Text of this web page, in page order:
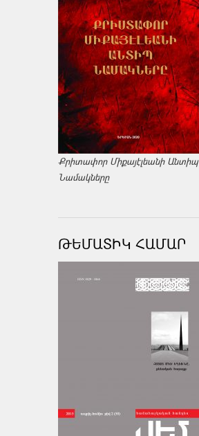
Քրիտափոր Միքայէլեանի Անտիպ
Նամակները
ԹԵՄԱՏԻԿ ՀԱՄԱՐ